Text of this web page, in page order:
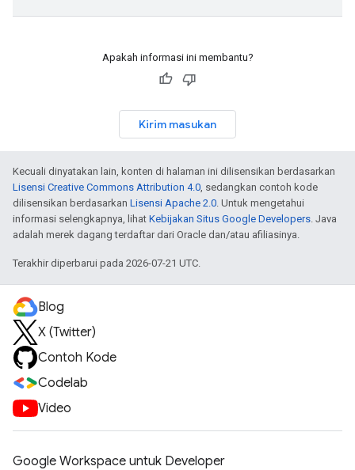
Apakah informasi ini membantu?
Kirim masukan
Kecuali dinyatakan lain, konten di halaman ini dilisensikan berdasarkan
Lisensi Creative Commons Attribution 4.0, sedangkan contoh kode
dilisensikan berdasarkan Lisensi Apache 2.0. Untuk mengetahui
informasi selengkapnya, lihat Kebijakan Situs Google Developers. Java
adalah merek dagang terdaftar dari Oracle dan/atau afiliasinya.
Terakhir diperbarui pada 2026-07-21 UTC.
Blog
X (Twitter)
Contoh Kode
Codelab
Video
Google Workspace untuk Developer